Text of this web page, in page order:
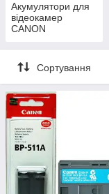
Акумулятори для
відеокамер
CANON
Сортування